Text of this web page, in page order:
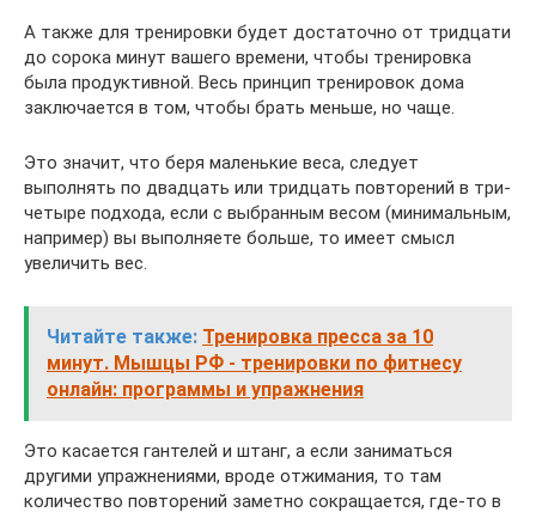
А также для тренировки будет достаточно от тридцати
до сорока минут вашего времени, чтобы тренировка
была продуктивной. Весь принцип тренировок дома
заключается в том, чтобы брать меньше, но чаще.
Это значит, что беря маленькие веса, следует
выполнять по двадцать или тридцать повторений в три-
четыре подхода, если с выбранным весом (минимальным,
например) вы выполняете больше, то имеет смысл
увеличить вес.
Читайте также: Тренировка пресса за 10
минут. Мышцы РФ - тренировки по фитнесу
онлайн: программы и упражнения
Это касается гантелей и штанг, а если заниматься
другими упражнениями, вроде отжимания, то там
количество повторений заметно сокращается, где-то в